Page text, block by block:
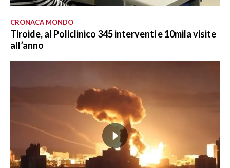
CRONACA MONDO
Tiroide, al Policlinico 345 interventi e 10mila visite
all’anno